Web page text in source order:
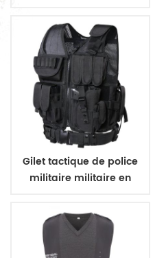
Gilet tactique de police
militaire militaire en